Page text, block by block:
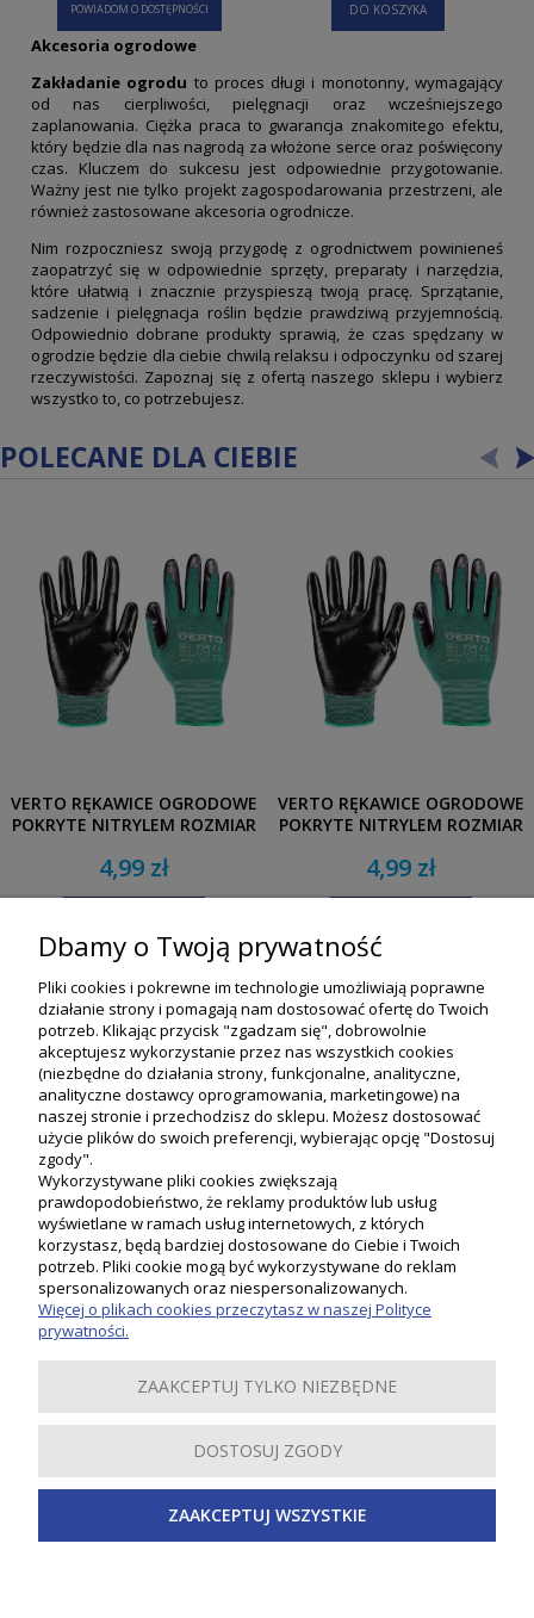
POWIADOM O DOSTĘPNOŚCI DO KOSZYKA
Akcesoria ogrodowe
Zakładanie ogrodu to proces długi i monotonny, wymagający
od nas cierpliwości, pielęgnacji oraz wcześniejszego
zaplanowania. Ciężka praca to gwarancja znakomitego efektu,
który będzie dla nas nagrodą za włożone serce oraz poświęcony
czas. Kluczem do sukcesu jest odpowiednie przygotowanie.
Ważny jest nie tylko projekt zagospodarowania przestrzeni, ale
również zastosowane akcesoria ogrodnicze.
Nim rozpoczniesz swoją przygodę z ogrodnictwem powinieneś
zaopatrzyć się w odpowiednie sprzęty, preparaty i narzędzia,
które ułatwią i znacznie przyspieszą twoją pracę. Sprzątanie,
sadzenie i pielęgnacja roślin będzie prawdziwą przyjemnością.
Odpowiednio dobrane produkty sprawią, że czas spędzany w
ogrodzie będzie dla ciebie chwilą relaksu i odpoczynku od szarej
rzeczywistości. Zapoznaj się z ofertą naszego sklepu i wybierz
wszystko to, co potrzebujesz.
POLECANE DLA CIEBIE
VERTO RĘKAWICE OGRODOWE
POKRYTE NITRYLEM ROZMIAR
4,99 zł
VERTO RĘKAWICE OGRODOWE
POKRYTE NITRYLEM ROZMIAR
4,99 zł
Moje konto
Informacje
O nas
Inspiracje
Dbamy o Twoją prywatność
Pliki cookies i pokrewne im technologie umożliwiają poprawne
działanie strony i pomagają nam dostosować ofertę do Twoich
potrzeb. Klikając przycisk "zgadzam się", dobrowolnie
akceptujesz wykorzystanie przez nas wszystkich cookies
(niezbędne do działania strony, funkcjonalne, analityczne,
analityczne dostawcy oprogramowania, marketingowe) na
naszej stronie i przechodzisz do sklepu. Możesz dostosować
użycie plików do swoich preferencji, wybierając opcję "Dostosuj
zgody".
Wykorzystywane pliki cookies zwiększają
prawdopodobieństwo, że reklamy produktów lub usług
wyświetlane w ramach usług internetowych, z których
korzystasz, będą bardziej dostosowane do Ciebie i Twoich
potrzeb. Pliki cookie mogą być wykorzystywane do reklam
spersonalizowanych oraz niespersonalizowanych.
Więcej o plikach cookies przeczytasz w naszej Polityce
prywatności.
ZAAKCEPTUJ TYLKO NIEZBĘDNE
DOSTOSUJ ZGODY
ZAAKCEPTUJ WSZYSTKIE